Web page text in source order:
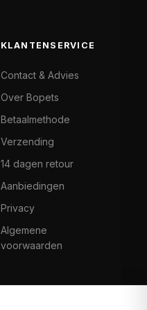
KLANTENSERVICE
Contact & Advies
Over Bopets
Betaalmethode
Verzending
14 dagen retour
Aanbiedingen
Privacy
Algemene
voorwaarden